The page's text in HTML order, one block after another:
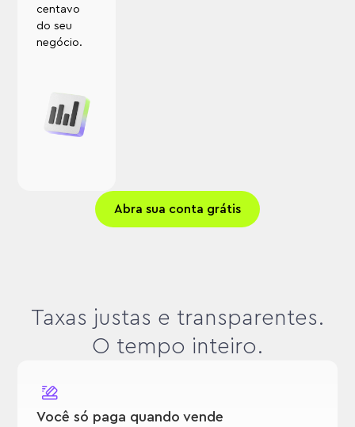
centavo
do seu
negócio.
Abra sua conta grátis
Taxas justas e transparentes.
O tempo inteiro.
Você só paga quando vende